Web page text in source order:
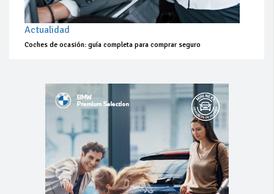
Actualidad
Coches de ocasión: guía completa para comprar seguro